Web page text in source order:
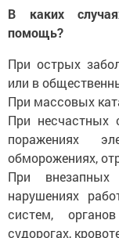
В каких
помощь?
При острых
или в
При массовых
При несчастных
поражениях
обморожениях,
При внезапных
нарушениях
систем,
судорогах,